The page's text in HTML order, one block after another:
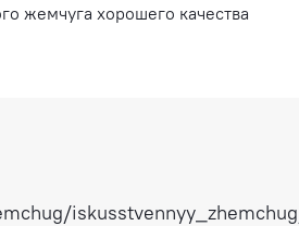
жемчуга хорошего качества